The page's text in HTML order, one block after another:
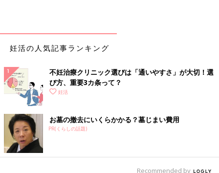
料金、通院回数など、初めて不妊治療を受ける人にとっては不安
なこと、聞いておきたいことがたくさんあるはずです。以前は
「不妊治療説明会」を開催していたそうですが、より個別に対応
できるよう、治療を受ける前に山中智哉院長による無料カウンセ
リングを受けることができます。
「カウンセリングの際には必ず“最短で治療を進めるとしたらど
のくらい時間がかかるか”のスケジュールをお伝えして、治療の
妊活の人気記事ランキング
不妊治療クリニック選びは「通いやすさ」が大切！選
び方、重要3カ条って？
妊活
お墓の撤去にいくらかかる？墓じまい費用
PR(くらしの話題)
Recommended by